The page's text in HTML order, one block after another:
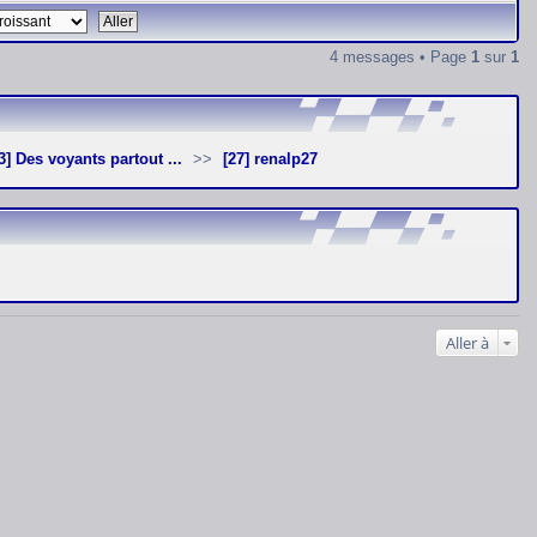
4 messages • Page 1 sur 1
Des voyants partout ... [27] renalp27
Aller à